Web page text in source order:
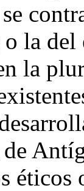
la
la
éticos